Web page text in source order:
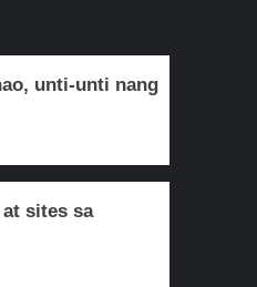
unti-unti nang
sites sa